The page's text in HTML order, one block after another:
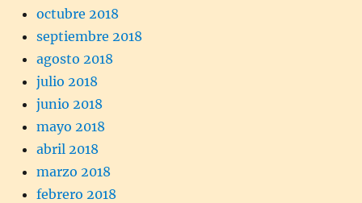
octubre 2018
septiembre 2018
agosto 2018
julio 2018
junio 2018
mayo 2018
abril 2018
marzo 2018
febrero 2018